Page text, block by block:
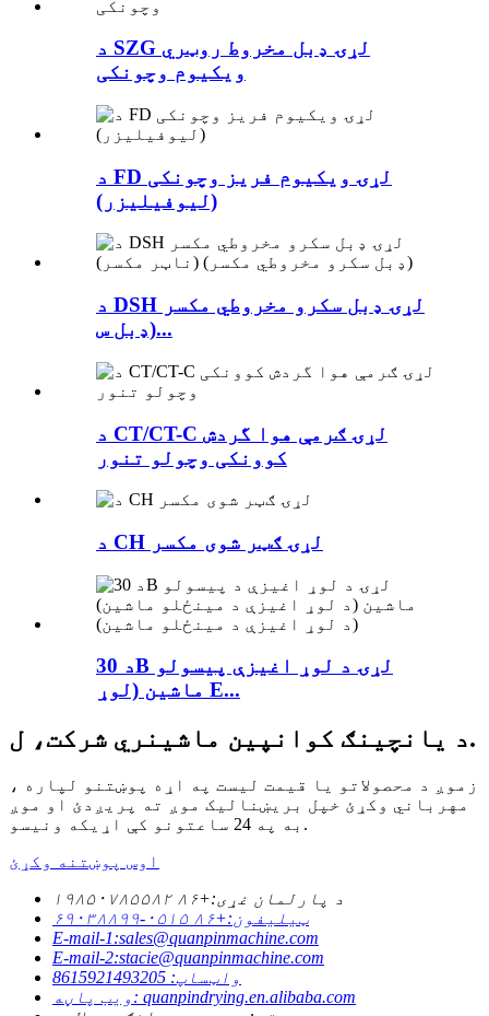
د SZG لړۍ ډبل مخروط روټري
ویکیوم وچونکی
د FD لړۍ ویکیوم فریز وچونکی
(لیوفیلیزر)
د DSH لړۍ ډبل سکرو مخروطي مکسر
(ډبل س...
د CT/CT-C لړۍ ګرمې هوا گردش
کوونکی وچولو تنور
د CH لړۍ ګټر شوی مکسر
د 30B لړۍ د لوړ اغیزې پیسولو
ماشین (لوړ E...
د یانچینګ کوانپین ماشینري شرکت، ل.
زموږ د محصولاتو یا قیمت لیست په اړه پوښتنو لپاره ،
مهرباني وکړئ خپل بریښنالیک موږ ته پریږدئ او موږ
به په 24 ساعتونو کې اړیکه ونیسو.
اوس پوښتنه وکړئ
د پارلمان غړی:+۸۶ ۱۹۸۵۰۷۸۵۵۸۲
ټیلیفون:+۸۶ ۰۵۱۵-۶۹۰۳۸۸۹۹
E-mail-1:sales@quanpinmachine.com
E-mail-2:stacie@quanpinmachine.com
واټساپ: 8615921493205
ویب پاڼه: quanpindrying.en.alibaba.com